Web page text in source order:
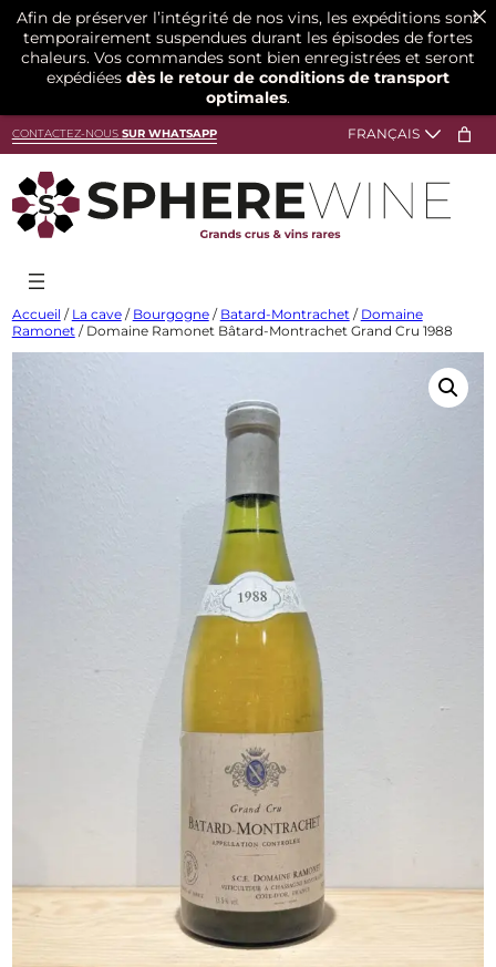
au
CONTACTEZ-NOUS SUR WHATSAPP
Accueil / La cave/ Bourgogne/ Batard-Montrachet/ Domaine
Ramonet/ Domaine Ramonet Bâtard-Montrachet Grand Cru 1988
Afin de préserver l’intégrité de nos vins, les expéditions sont
temporairement suspendues durant les épisodes de fortes
chaleurs. Vos commandes sont bien enregistrées et seront
expédiées dès le retour de conditions de transport
optimales.